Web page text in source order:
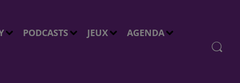
PODCASTS JEUX AGENDA